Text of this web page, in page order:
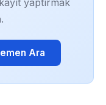
yaptırmak
Ara